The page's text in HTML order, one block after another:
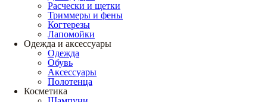
Расчески и щетки
Триммеры и фены
Когтерезы
Лапомойки
Одежда и аксессуары
Одежда
Обувь
Аксессуары
Полотенца
Косметика